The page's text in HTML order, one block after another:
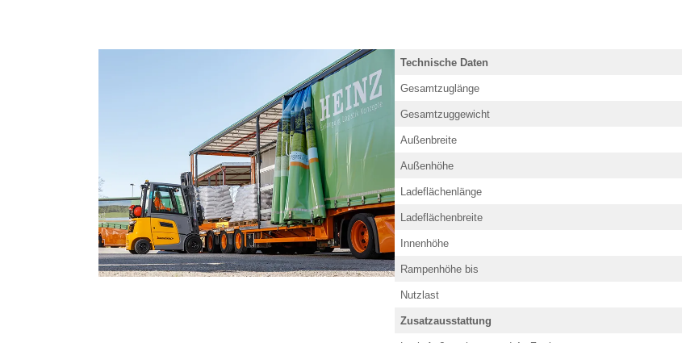
Technische Daten
Gesamtzuglänge
Gesamtzuggewicht
Außenbreite
Außenhöhe
Ladeflächenlänge
Ladeflächenbreite
Innenhöhe
Rampenhöhe bis
Nutzlast
Zusatzausstattung